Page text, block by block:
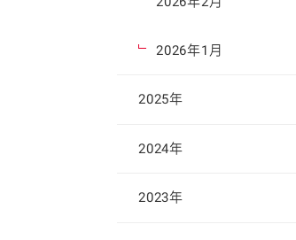
2026年1月
2025年
2025年12月
2025年11月
2024年
2024年12月
2023年